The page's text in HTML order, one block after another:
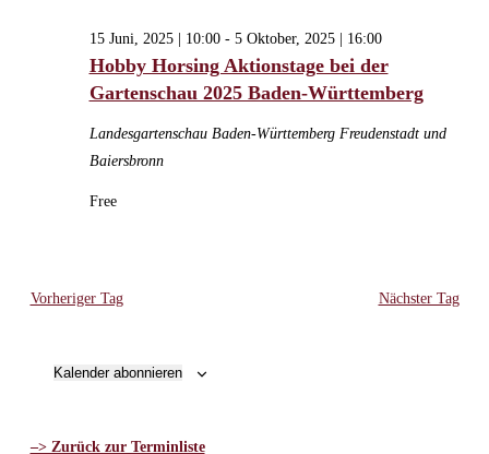
Navigation
Hobby Horsing Aktionstage bei der
Gartenschau 2025 Baden-Württemberg
15 Juni, 2025 | 10:00- 5 Oktober, 2025 | 16:00
Landesgartenschau Baden-Württemberg Freudenstadt und
Baiersbronn
Free
Vorheriger Tag Nächster Tag
Kalender abonnieren
–> Zurück zur Terminliste